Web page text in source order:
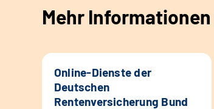
Mehr
Online-Dienste der
Deutschen
Rentenversicherung Bund